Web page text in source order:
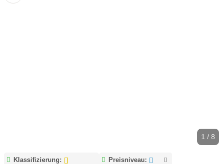
1 / 8
Klassifizierung:
Preisniveau: